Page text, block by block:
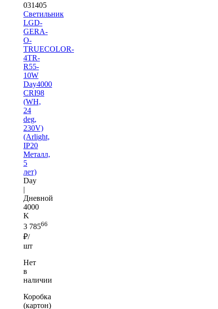
031405
Светильник
LGD-
GERA-
O-
TRUECOLOR-
4TR-
R55-
10W
Day4000
CRI98
(WH,
24
deg,
230V)
(Arlight,
IP20
Металл,
5
лет)
Day
|
Дневной
4000
K
3 78566
₽/
шт
Нет
в
наличии
Коробка
(картон)